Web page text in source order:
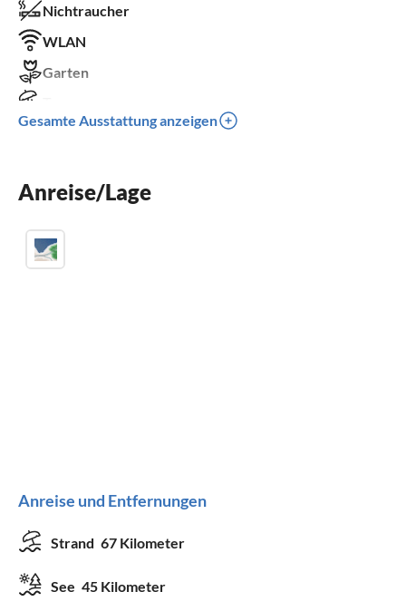
Nichtraucher
WLAN
Garten
Kamin
Kinder willkommen
Gesamte Ausstattung anzeigen
Anreise/Lage
Anreise und Entfernungen
Strand 67 Kilometer
See 45 Kilometer